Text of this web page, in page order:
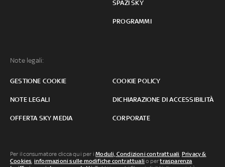
SPAZI SKY
PROGRAMMI
Note legali:
GESTIONE COOKIE COOKIE POLICY
NOTE LEGALI DICHIARAZIONE DI ACCESSIBILITÀ
OFFERTA SKY MEDIA CORPORATE
Per il consumatore clicca qui per iModuli, Condizioni contrattuali, Privacy &
Cookies, informazioni sulle modifiche contrattuali o pertrasparenza